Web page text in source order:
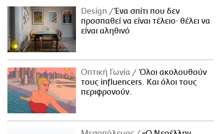
Design
Ένα σπίτι που δεν
προσπαθεί να είναι τέλειο· θέλει να
είναι αληθινό
Οπτική Γωνία
Όλοι ακολουθούν
τους influencers. Και όλοι τους
περιφρονούν.